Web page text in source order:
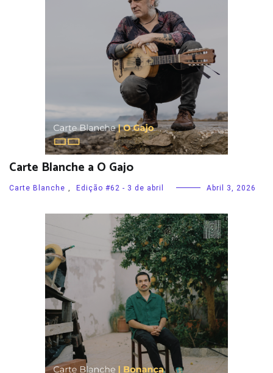
Carte Blanche a O Gajo
Carte Blanche , Edição #62 - 3 de abril Abril 3, 2026